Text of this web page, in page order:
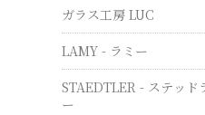
ガラス工房 LUC
LAMY - ラミー
STAEDTLER - ステッド
ー